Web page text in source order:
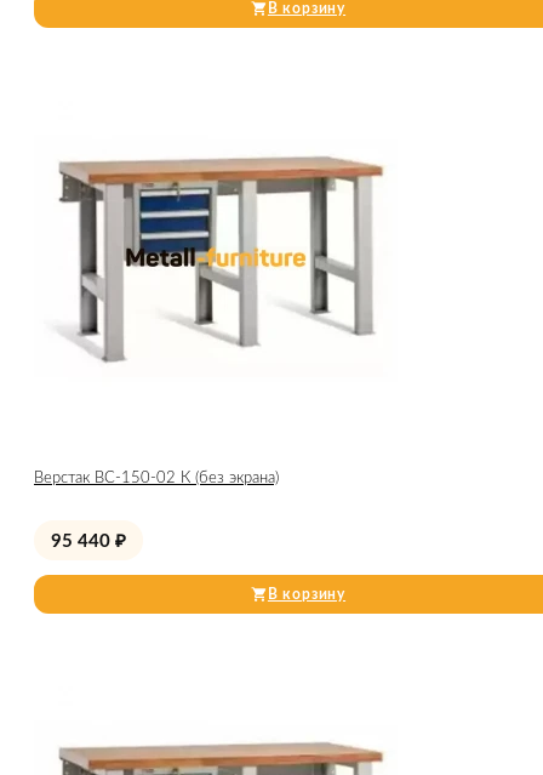
В корзину
Верстак ВС-150-02 К (без экрана)
95 440 ₽
В корзину